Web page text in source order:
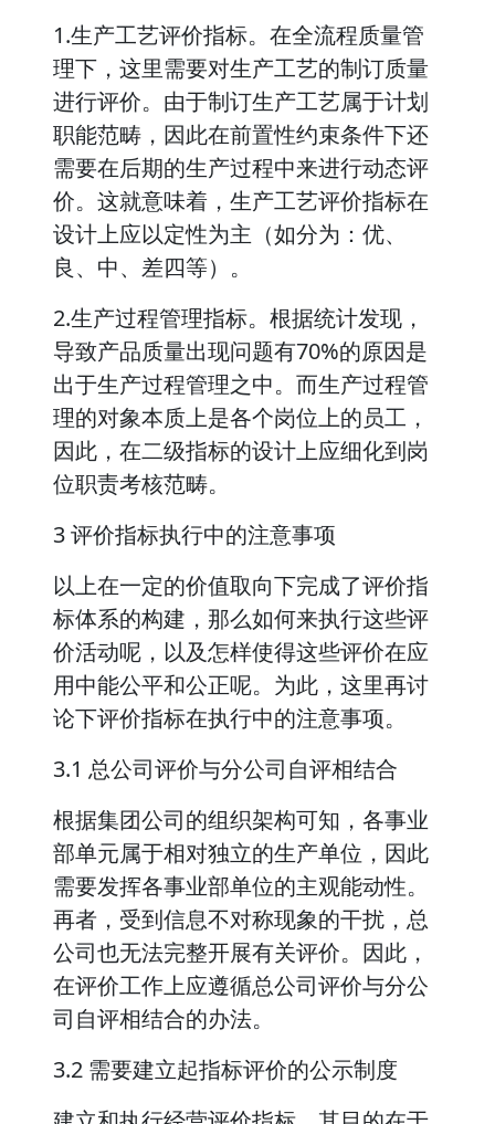
1.生产工艺评价指标。在全流程质量管
理下，这里需要对生产工艺的制订质量
进行评价。由于制订生产工艺属于计划
职能范畴，因此在前置性约束条件下还
需要在后期的生产过程中来进行动态评
价。这就意味着，生产工艺评价指标在
设计上应以定性为主（如分为：优、
良、中、差四等）。
2.生产过程管理指标。根据统计发现，
导致产品质量出现问题有70%的原因是
出于生产过程管理之中。而生产过程管
理的对象本质上是各个岗位上的员工，
因此，在二级指标的设计上应细化到岗
位职责考核范畴。
3 评价指标执行中的注意事项
以上在一定的价值取向下完成了评价指
标体系的构建，那么如何来执行这些评
价活动呢，以及怎样使得这些评价在应
用中能公平和公正呢。为此，这里再讨
论下评价指标在执行中的注意事项。
3.1 总公司评价与分公司自评相结合
根据集团公司的组织架构可知，各事业
部单元属于相对独立的生产单位，因此
需要发挥各事业部单位的主观能动性。
再者，受到信息不对称现象的干扰，总
公司也无法完整开展有关评价。因此，
在评价工作上应遵循总公司评价与分公
司自评相结合的办法。
3.2 需要建立起指标评价的公示制度